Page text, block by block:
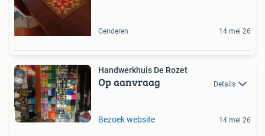
Genderen 14 mei 26
Handwerkhuis De Rozet
Op aanvraag Details
Bezoek website 14 mei 26